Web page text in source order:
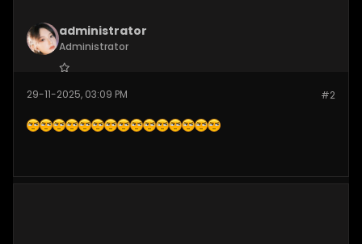
administrator
Administrator
Posts:520 #2
29-11-2025, 03:09 PM